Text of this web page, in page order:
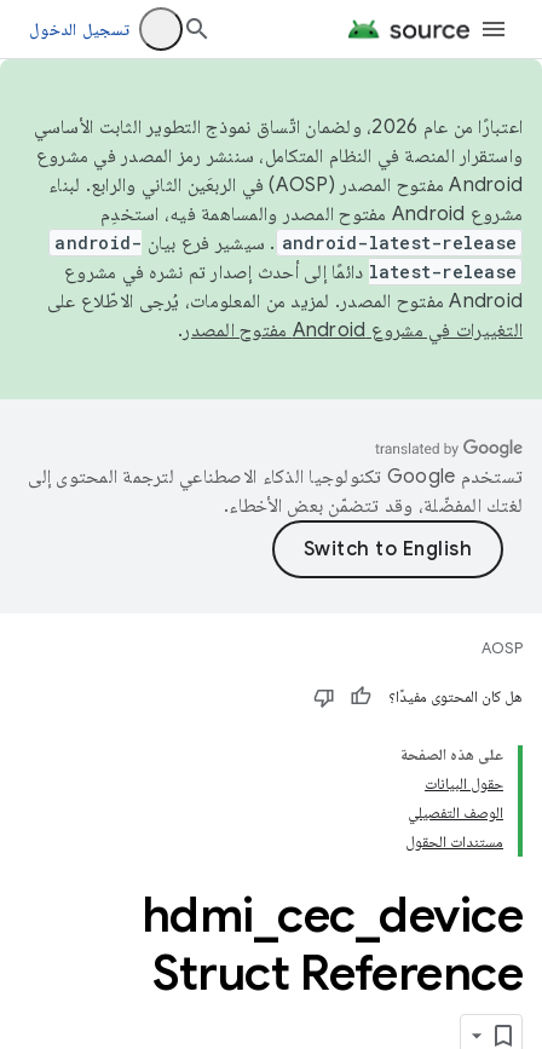
تسجيل الدخول
اعتبارًا من عام 2026، ولضمان اتّساق نموذج التطوير الثابت الأساسي
واستقرار المنصة في النظام المتكامل، سننشر رمز المصدر في مشروع
Android مفتوح المصدر (AOSP) في الربعَين الثاني والرابع. لبناء
مشروع Android مفتوح المصدر والمساهمة فيه، استخدِم
android-latest-release . سيشير فرع بيان android-
latest-release دائمًا إلى أحدث إصدار تم نشره في مشروع
Android مفتوح المصدر. لمزيد من المعلومات، يُرجى الاطّلاع على
التغييرات في مشروع Android مفتوح المصدر
.
تستخدم Google تكنولوجيا الذكاء الاصطناعي لترجمة المحتوى إلى
لغتك المفضّلة، وقد تتضمّن بعض الأخطاء.
AOSP
هل كان المحتوى مفيدًا؟
على هذه الصفحة
حقول البيانات
الوصف التفصيلي
مستندات الحقول
hdmi cec device
Struct Reference